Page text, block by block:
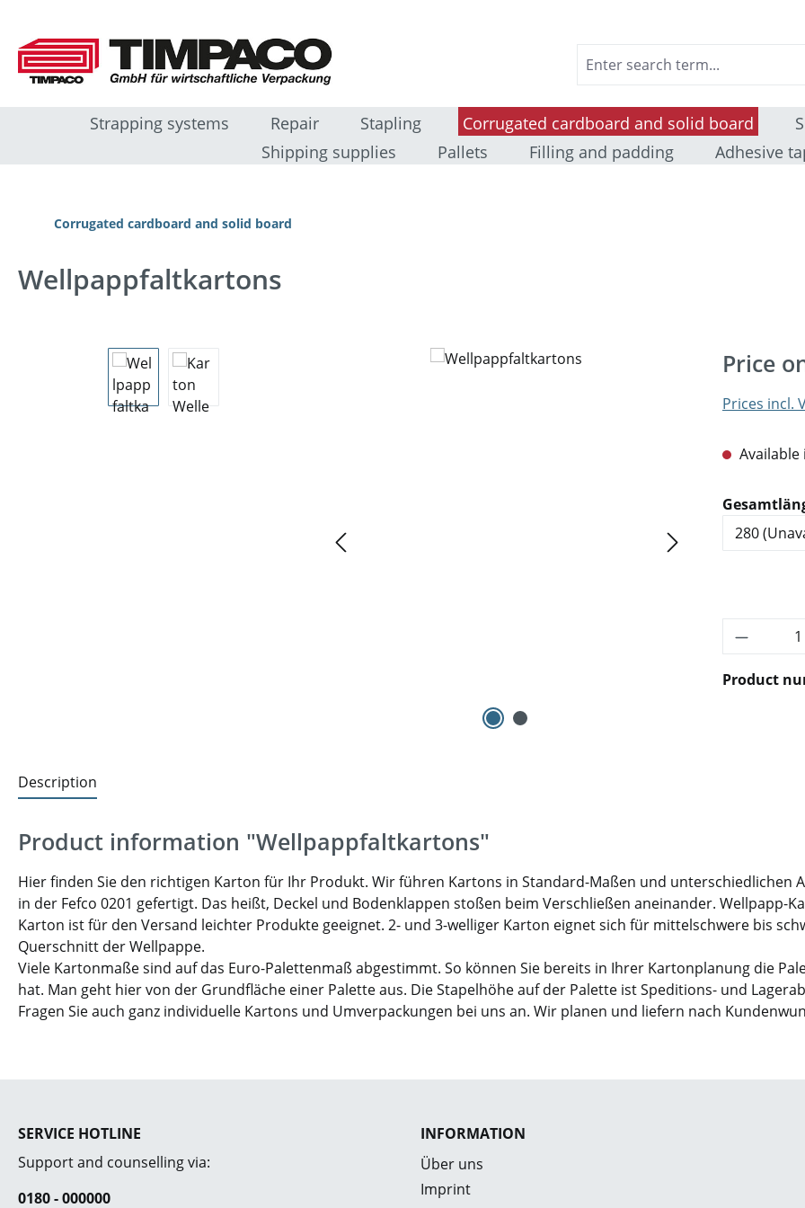
Strapping systems Repair Stapling Corrugated cardboard and solid board
Shipping supplies
Pallets Filling and padding Adhesive
Corrugated cardboard and solid board
Wellpappfaltkartons
Skip image gallery Price
Prices incl.
Available
Select
Product
Description
Product information "Wellpappfaltkartons"
Hier finden Sie den richtigen Karton für Ihr Produkt. Wir führen Kartons in Standard-Maßen und unterschiedlichen
in der Fefco 0201 gefertigt. Das heißt, Deckel und Bodenklappen stoßen beim Verschließen aneinander.
Karton ist für den Versand leichter Produkte geeignet. 2- und 3-welliger Karton eignet sich für mittelschwere bis
Querschnitt der Wellpappe.
Viele Kartonmaße sind auf das Euro-Palettenmaß abgestimmt. So können Sie bereits in Ihrer Kartonplanung die
hat. Man geht hier von der Grundfläche einer Palette aus. Die Stapelhöhe auf der Palette ist Speditions- und
Fragen Sie auch ganz individuelle Kartons und Umverpackungen bei uns an. Wir planen und liefern nach
SERVICE HOTLINE
Support and counselling via:
0180 - 000000
INFORMATION
Über uns
Imprint